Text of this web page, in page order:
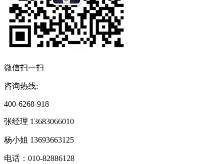
微信扫一扫
咨询热线:
400-6268-918
张经理 13683066010
杨小姐 13693663125
电话：010-82886128